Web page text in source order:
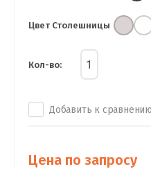
Цвет Столешницы
Кол-во:
Добавить к сравнению
Цена по запросу